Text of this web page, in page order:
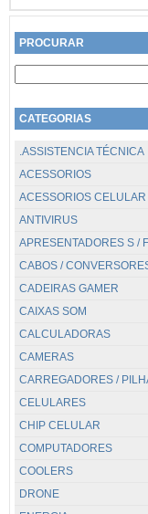
PROCURAR
CATEGORIAS
.ASSISTENCIA TÉCNICA
ACESSORIOS
ACESSORIOS CELULAR
TODOS...
CABOS /
POWER BANK
SUPORTES
ANTIVIRUS
APRESENTADORES S /
CABOS /
CADEIRAS GAMER
CAIXAS SOM
TODOS...
.PC / BLUETOOTH
JBL
CALCULADORAS
CAMERAS
TODOS...
DIGITAIS
GOPRO / GOAL PRO
VIGILANCIA
WEBCAM
CARREGADORES /
CELULARES
TODOS...
APPLE
CATERPILLAR
HUAWEI
CHIP CELULAR
COMPUTADORES
TODOS...
DESKTOP
COOLERS
DRONE